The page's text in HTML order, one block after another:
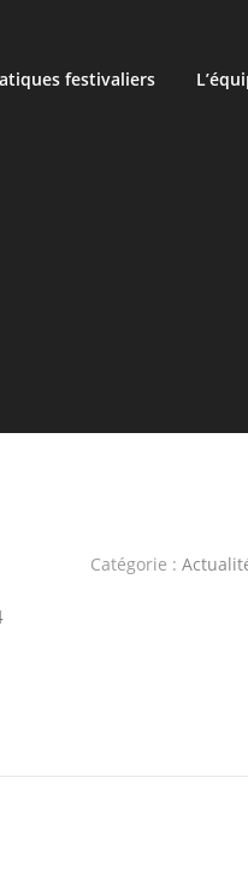
festivaliers
Catégorie :